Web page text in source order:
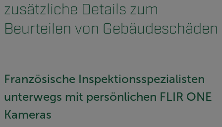
zusätzliche Details zum
Beurteilen von Gebäudeschäden
Französische Inspektionsspezialisten
unterwegs mit persönlichen FLIR ONE
Kameras